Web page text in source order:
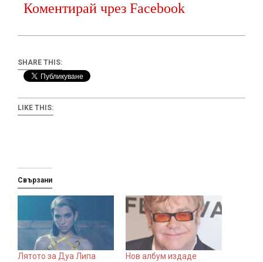
Коментирай чрез Facebook
SHARE THIS:
LIKE THIS:
Свързани
Лятото за Дуа Липа
Нов албум издаде